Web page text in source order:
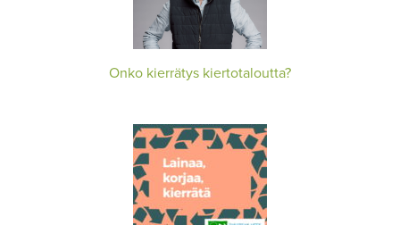
Onko kierrätys kiertotaloutta?